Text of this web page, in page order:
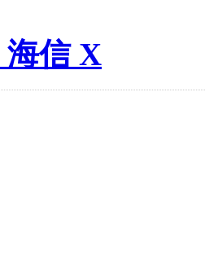
海信 X